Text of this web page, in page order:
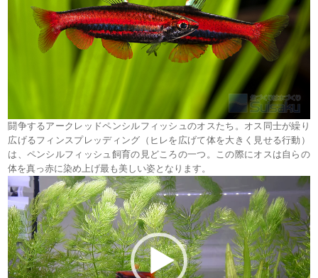
闘争するアークレッドペンシルフィッシュのオスたち。オス同士が繰り
広げるフィンスプレッディング（ヒレを広げて体を大きく見せる行動）
は、ペンシルフィッシュ飼育の見どころの一つ。この際にオスは自らの
体を真っ赤に染め上げ最も美しい姿となります。
動
画
プ
レ
ー
ヤ